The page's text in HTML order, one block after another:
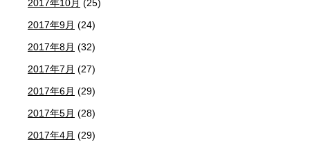
2017年10月 (25)
2017年9月 (24)
2017年8月 (32)
2017年7月 (27)
2017年6月 (29)
2017年5月 (28)
2017年4月 (29)